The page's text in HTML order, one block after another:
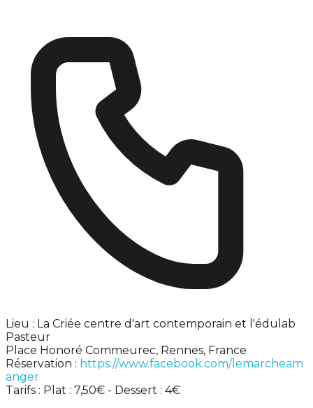
Lieu : La Criée centre d'art contemporain et l'édulab
Pasteur
Place Honoré Commeurec, Rennes, France
Réservation : https://www.facebook.com/lemarcheam
anger
Tarifs : Plat : 7,50€ - Dessert : 4€